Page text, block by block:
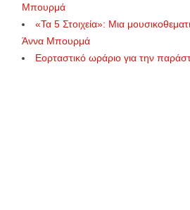
Μπουρμά
«Τα 5 Στοιχεία»: Mια
Άννα Μπουρμά
Εορταστικό ωράριο για την